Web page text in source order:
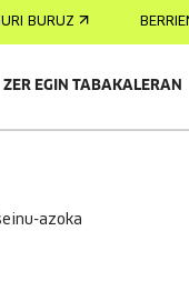
BURUZ
ZER EGIN TABAKALERAN
azoka